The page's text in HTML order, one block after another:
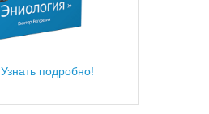
Узнать подробно!